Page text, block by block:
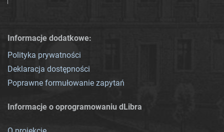
Informacje dodatkowe:
Polityka prywatności
Deklaracja dostępności
Poprawne formułowanie zapytań
Informacje o oprogramowaniu dLibra